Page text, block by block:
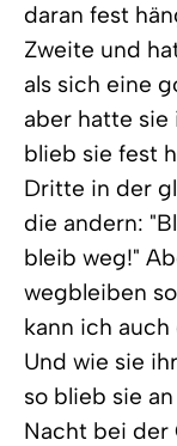
daran fest
Zweite und
als sich eine
aber hatte sie
blieb sie fest
Dritte in der
die andern:
bleib weg!"
wegbleiben
kann ich
Und wie sie
so blieb sie
Nacht bei der